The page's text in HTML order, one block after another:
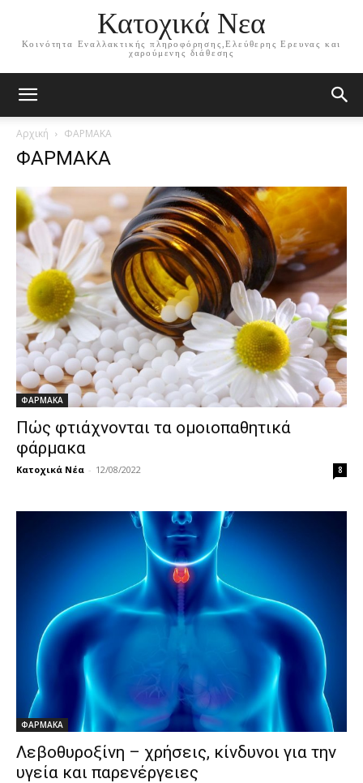
Κατοχικά Νεα
Κοινότητα Εναλλακτικής πληροφόρησης,Ελεύθερης Ερευνας και
χαρούμενης διάθεσης
Αρχική ΦΑΡΜΑΚΑ
ΦΑΡΜΑΚΑ
ΦΑΡΜΑΚΑ
Πώς φτιάχνονται τα ομοιοπαθητικά
φάρμακα
Κατοχικά Νέα - 12/08/2022 8
ΦΑΡΜΑΚΑ
Λεβοθυροξίνη – χρήσεις, κίνδυνοι για την
υγεία και παρενέργειες